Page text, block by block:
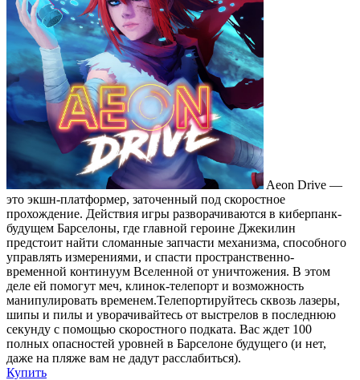
Aeon Drive —
это экшн-платформер, заточенный под скоростное
прохождение. Действия игры разворачиваются в киберпанк-
будущем Барселоны, где главной героине Джекилин
предстоит найти сломанные запчасти механизма, способного
управлять измерениями, и спасти пространственно-
временной континуум Вселенной от уничтожения. В этом
деле ей помогут меч, клинок-телепорт и возможность
манипулировать временем.Телепортируйтесь сквозь лазеры,
шипы и пилы и уворачивайтесь от выстрелов в последнюю
секунду с помощью скоростного подката. Вас ждет 100
полных опасностей уровней в Барселоне будущего (и нет,
даже на пляже вам не дадут расслабиться).
Купить